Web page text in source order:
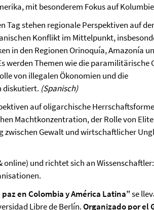
mit besonderem Fokus auf
Tag stehen regionale Perspektiven auf
Konflikt im Mittelpunkt,
in den Regionen Orinoquía, Amazonía
werden Themen wie die paramilitärische
von illegalen Ökonomien und die
diskutiert. (Spanisch)
auf oligarchische
Machtkonzentration, der Rolle von
zwischen Gewalt und wirtschaftlicher
online) und richtet sich an
en Colombia y América Latina”se
Libre de Berlín.Organizado por el